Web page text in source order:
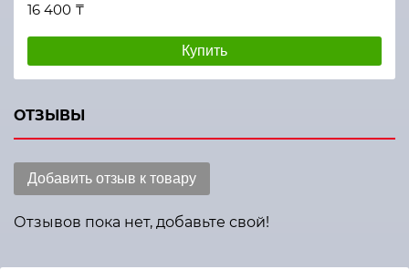
16 400 ₸
Купить
ОТЗЫВЫ
Добавить отзыв к товару
Отзывов пока нет, добавьте свой!